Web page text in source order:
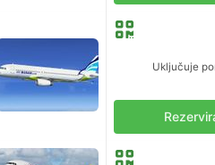
Uključuje